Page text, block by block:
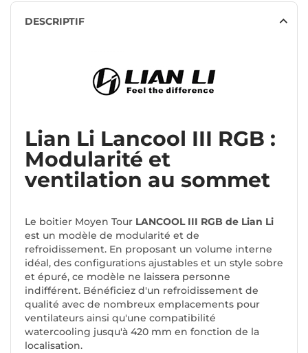
DESCRIPTIF
Lian Li Lancool III RGB :
Modularité et
ventilation au sommet
Le boitier Moyen Tour LANCOOL III RGB de Lian Li
est un modèle de modularité et de
refroidissement. En proposant un volume interne
idéal, des configurations ajustables et un style sobre
et épuré, ce modèle ne laissera personne
indifférent. Bénéficiez d'un refroidissement de
qualité avec de nombreux emplacements pour
ventilateurs ainsi qu'une compatibilité
watercooling jusqu'à 420 mm en fonction de la
localisation.